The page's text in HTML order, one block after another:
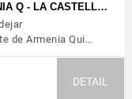
Q - LA CASTELL…
de Armenia Qui…
DETAIL